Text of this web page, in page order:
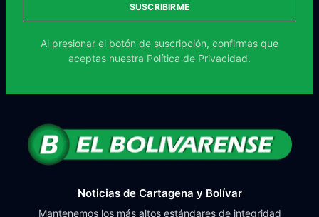
SUSCRIBIRME
Al presionar el botón de suscripción, confirmas que
aceptas nuestra Política de Privacidad.
Noticias de Cartagena y Bolívar
Mantenemos los más altos estándares de integridad